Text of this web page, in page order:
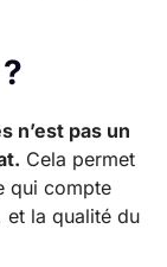
n’est pas un
Cela permet
qui compte
et la qualité du